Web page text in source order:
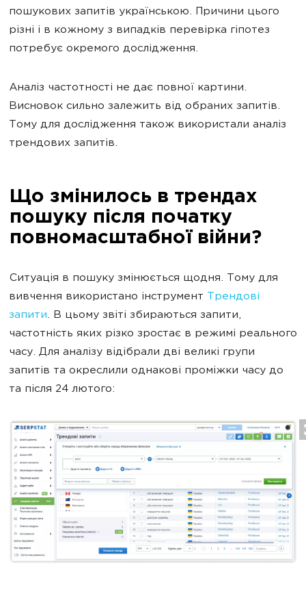
пошукових запитів українською. Причини цього
різні і в кожному з випадків перевірка гіпотез
потребує окремого дослідження.
Аналіз частотності не дає повної картини.
Висновок сильно залежить від обраних запитів.
Тому для дослідження також використали аналіз
трендових запитів.
Що змінилось в трендах
пошуку після початку
повномасштабної війни?
Ситуація в пошуку змінюється щодня. Тому для
вивчення використано інструмент Трендові
запити. В цьому звіті збираються запити,
частотність яких різко зростає в режимі реального
часу. Для аналізу відібрали дві великі групи
запитів та окреслили однакові проміжки часу до
та після 24 лютого: